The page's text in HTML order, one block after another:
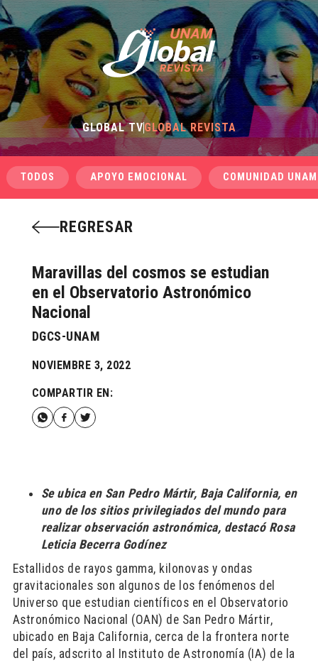
GLOBAL TVGLOBAL REVISTA
TODOS APOYO EMOCIONAL COMUNIDAD UNAM
REGRESAR
Maravillas del cosmos se estudian
en el Observatorio Astronómico
Nacional
DGCS-UNAM
NOVIEMBRE 3, 2022
COMPARTIR EN:
Se ubica en San Pedro Mártir, Baja California, en
uno de los sitios privilegiados del mundo para
realizar observación astronómica, destacó Rosa
Leticia Becerra Godínez
Estallidos de rayos gamma, kilonovas y ondas
gravitacionales son algunos de los fenómenos del
Universo que estudian científicos en el Observatorio
Astronómico Nacional (OAN) de San Pedro Mártir,
ubicado en Baja California, cerca de la frontera norte
del país, adscrito al Instituto de Astronomía (IA) de la